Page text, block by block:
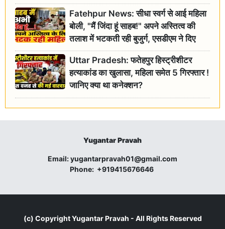
Fatehpur News: सीधा स्वर्ग से आई महिला
बोली, "मैं जिंदा हूं साहब!" अपने अस्तित्व की
तलाश में भटकती रही बुजुर्ग, एसडीएम ने दिए
जांच के आदेश
Uttar Pradesh: फतेहपुर हिस्ट्रीशीटर
हत्याकांड का खुलासा, महिला समेत 5 गिरफ्तार !
जानिए क्या था कनेक्शन?
Yugantar Pravah
Email:yugantarpravah01@gmail.com
Phone: +919415676646
(c) CopyrightYugantar Pravah - All Rights Reserved